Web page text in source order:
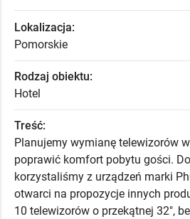
Lokalizacja:
Pomorskie
Rodzaj obiektu:
Hotel
Treść:
Planujemy wymianę telewizorów
poprawić komfort pobytu gości.
korzystaliśmy z urządzeń marki
otwarci na propozycje innych
10 telewizorów o przekątnej 32",